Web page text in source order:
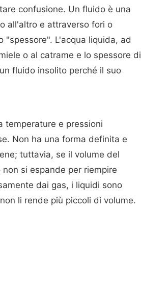
confusione. Un fluido è una
all'altro e attraverso fori o
"spessore". L'acqua liquida, ad
o al catrame e lo spessore di
fluido insolito perché il suo
temperature e pressioni
Non ha una forma definita e
tuttavia, se il volume del
si espande per riempire
dai gas, i liquidi sono
li rende più piccoli di volume.